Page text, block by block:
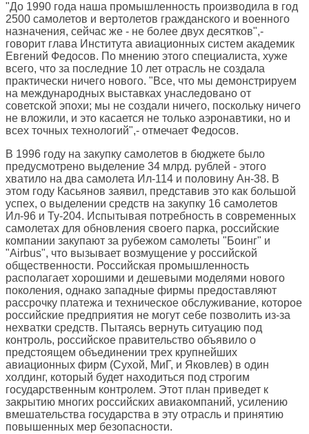
"До 1990 года наша промышленность производила в год
2500 самолетов и вертолетов гражданского и военного
назначения, сейчас же - не более двух десятков",-
говорит глава Института авиационных систем академик
Евгений Федосов. По мнению этого специалиста, хуже
всего, что за последние 10 лет отрасль не создала
практически ничего нового. "Все, что мы демонстрируем
на международных выставках унаследовано от
советской эпохи; мы не создали ничего, поскольку ничего
не вложили, и это касается не только аэронавтики, но и
всех точных технологий",- отмечает Федосов.
В 1996 году на закупку самолетов в бюджете было
предусмотрено выделение 34 млрд. рублей - этого
хватило на два самолета Ил-114 и половину Ан-38. В
этом году Касьянов заявил, представив это как большой
успех, о выделении средств на закупку 16 самолетов
Ил-96 и Ту-204. Испытывая потребность в современных
самолетах для обновления своего парка, российские
компании закупают за рубежом самолеты "Боинг" и
"Airbus", что вызывает возмущение у российской
общественности. Российская промышленность
располагает хорошими и дешевыми моделями нового
поколения, однако западные фирмы предоставляют
рассрочку платежа и техническое обслуживание, которое
российские предприятия не могут себе позволить из-за
нехватки средств. Пытаясь вернуть ситуацию под
контроль, российское правительство объявило о
предстоящем объединении трех крупнейших
авиационных фирм (Сухой, МиГ, и Яковлев) в один
холдинг, который будет находиться под строгим
государственным контролем. Этот план приведет к
закрытию многих российских авиакомпаний, усилению
вмешательства государства в эту отрасль и принятию
повышенных мер безопасности.